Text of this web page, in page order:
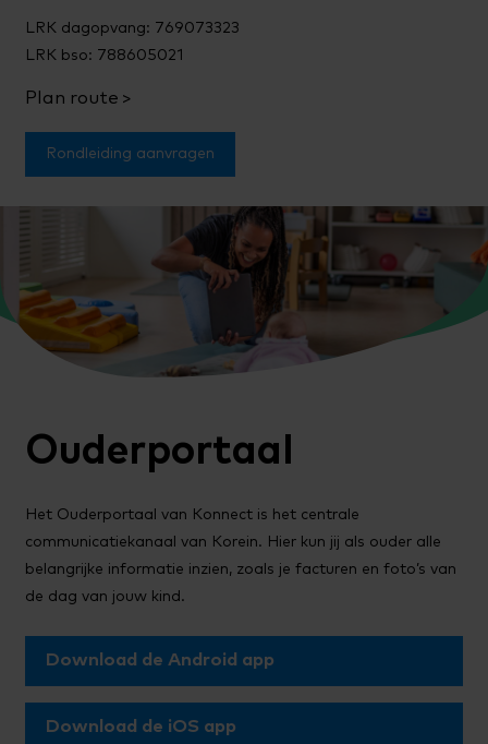
LRK dagopvang: 769073323
LRK bso: 788605021
Plan route
Rondleiding aanvragen
Ouderportaal
Het Ouderportaal van Konnect is het centrale
communicatiekanaal van Korein. Hier kun jij als ouder alle
belangrijke informatie inzien, zoals je facturen en foto’s van
de dag van jouw kind.
Download de Android app
Download de iOS app